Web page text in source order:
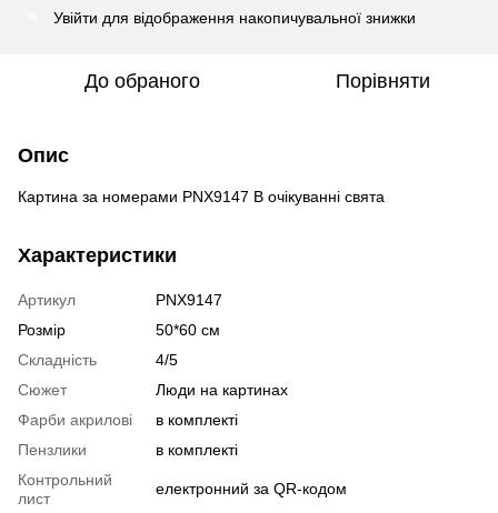
Увійти для відображення накопичувальної знижки
До обраного Порівняти
Опис
Картина за номерами PNX9147 В очікуванні свята
Характеристики
Артикул
PNX9147
Розмір
50*60 см
Складність
4/5
Сюжет
Люди на картинах
Фарби акрилові
в комплекті
Пензлики
в комплекті
Контрольний
лист
електронний за QR-кодом